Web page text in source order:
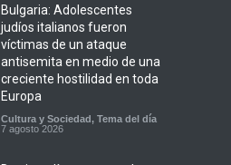
Bulgaria: Adolescentes
judíos italianos fueron
víctimas de un ataque
antisemita en medio de una
creciente hostilidad en toda
Europa
Cultura y Sociedad, Tema del día
7 agosto 2026